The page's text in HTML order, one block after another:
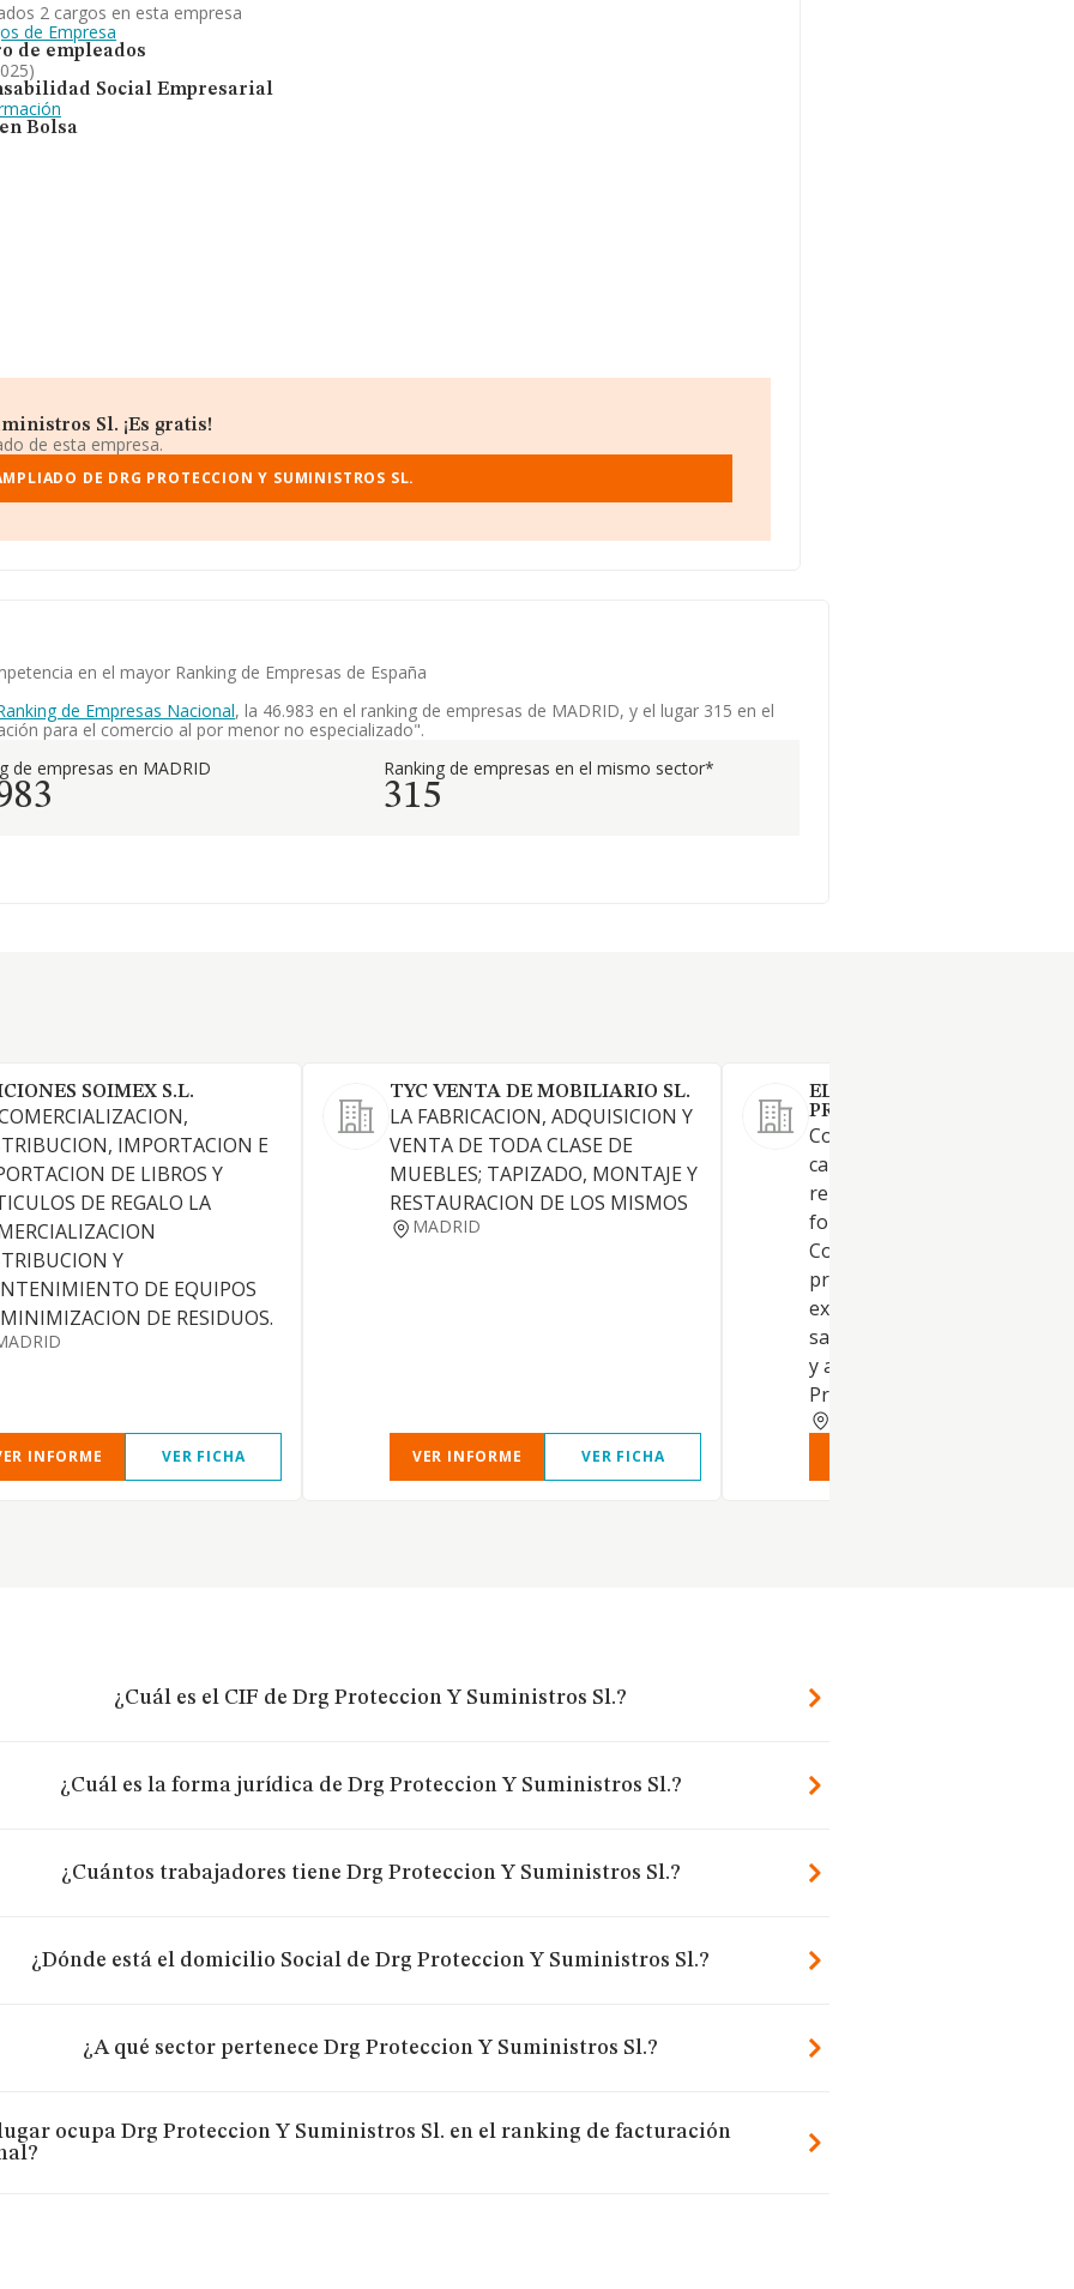
2 cargos en esta empresa
de Empresa
de empleados
Social Empresarial
Bolsa
Sl. ¡Es gratis!
de esta empresa.
DE DRG PROTECCION Y SUMINISTROS SL.
en el mayor Ranking de Empresas de España
de Empresas Nacional, la 46.983 en el ranking de empresas de MADRID, y el lugar 315 en el
para el comercio al por menor no especializado".
de empresas en MADRID Ranking de empresas en el mismo sector*
315
SOIMEX S.L.
IMPORTACION E
DE LIBROS Y
DE REGALO LA
Y
DE EQUIPOS
DE RESIDUOS.
INFORME VER FICHA
TYC VENTA DE MOBILIARIO SL.
LA FABRICACION, ADQUISICION Y
VENTA DE TODA CLASE DE
MUEBLES; TAPIZADO, MONTAJE Y
RESTAURACION DE LOS MISMOS
MADRID
VER INFORME VER FICHA
EL ALMACEN DEL
PROFESIONAL SL.
Comercio al menor online y
call-center de productos
relacionados con la
fontanería, ferretería y
Comercio al por menor de
productos no perecederos
excluyendo alimentación y
sanitarios. Comercio al por
y al por menor de tejidos y
Prestación de servicios.
¿Cuál es el CIF de Drg Proteccion Y Suministros Sl.?
¿Cuál es la forma jurídica de Drg Proteccion Y Suministros Sl.?
¿Cuántos trabajadores tiene Drg Proteccion Y Suministros Sl.?
¿Dónde está el domicilio Social de Drg Proteccion Y Suministros Sl.?
¿A qué sector pertenece Drg Proteccion Y Suministros Sl.?
ocupa Drg Proteccion Y Suministros Sl. en el ranking de facturación